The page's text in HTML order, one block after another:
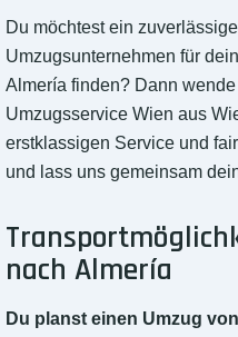
Du möchtest ein
Umzugsunternehmen für
Almería finden? Dann
Umzugsservice Wien aus
erstklassigen Service und
und lass uns gemeinsam
nach Almería
Du planst einen Umzug